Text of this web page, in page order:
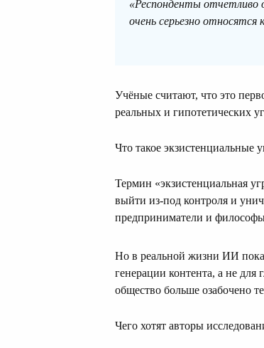
«Респонденты
очень серьезно относятся
Учёные считают, что это
реальных и гипотетических
Что такое экзистенциальные
Термин «экзистенциальная
выйти из-под контроля и
предприниматели и
Но в реальной жизни ИИ пока
генерации контента, а не
общество больше озабочено
Чего хотят авторы